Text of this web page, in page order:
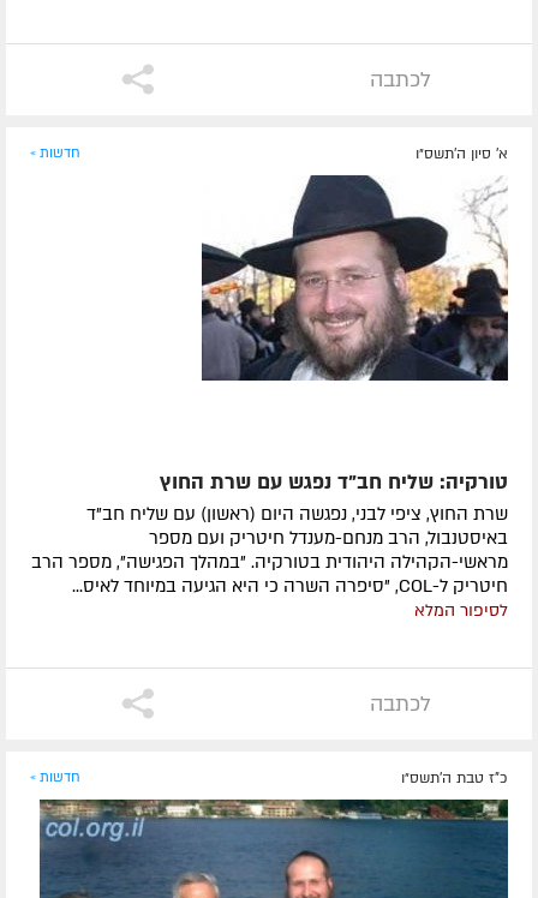
לכתבה
א' סיון ה׳תשס״ו חדשות »
טורקיה: שליח חב"ד נפגש עם שרת החוץ
שרת החוץ, ציפי לבני, נפגשה היום (ראשון) עם שליח חב"ד
באיסטנבול, הרב מנחם-מענדל חיטריק ועם מספר
מראשי-הקהילה היהודית בטורקיה. "במהלך הפגישה", מספר הרב
חיטריק ל-COL, "סיפרה השרה כי היא הגיעה במיוחד לאיס...
לסיפור המלא
לכתבה
כ"ז טבת ה׳תשס״ו חדשות »